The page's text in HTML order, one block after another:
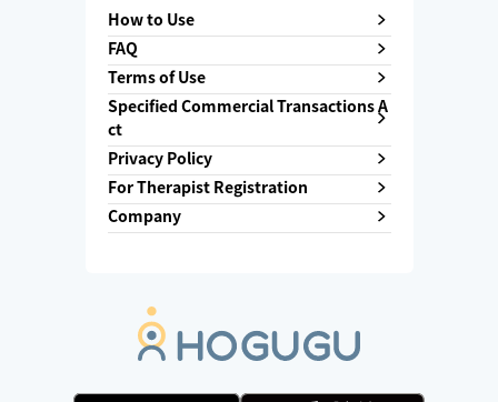
How to Use
FAQ
Terms of Use
Specified Commercial Transactions A
ct
Privacy Policy
For Therapist Registration
Company